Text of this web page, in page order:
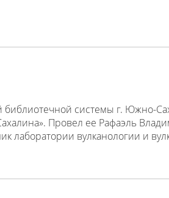
системы г. Южно-
Провел ее Рафаэль
лаборатории вулканологии и